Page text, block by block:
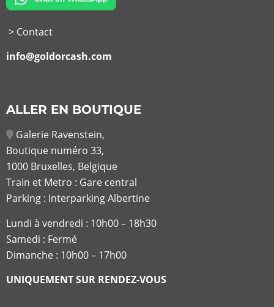
> Contact
info@goldorcash.com
ALLER EN BOUTIQUE
Galerie Ravenstein,
Boutique numéro 33,
1000 Bruxelles, Belgique
Train et Metro : Gare central
Parking : Interparking Albertine
Lundi à vendredi : 10h00 – 18h30
Samedi : Fermé
Dimanche : 10h00 – 17h00
UNIQUEMENT SUR RENDEZ-VOUS